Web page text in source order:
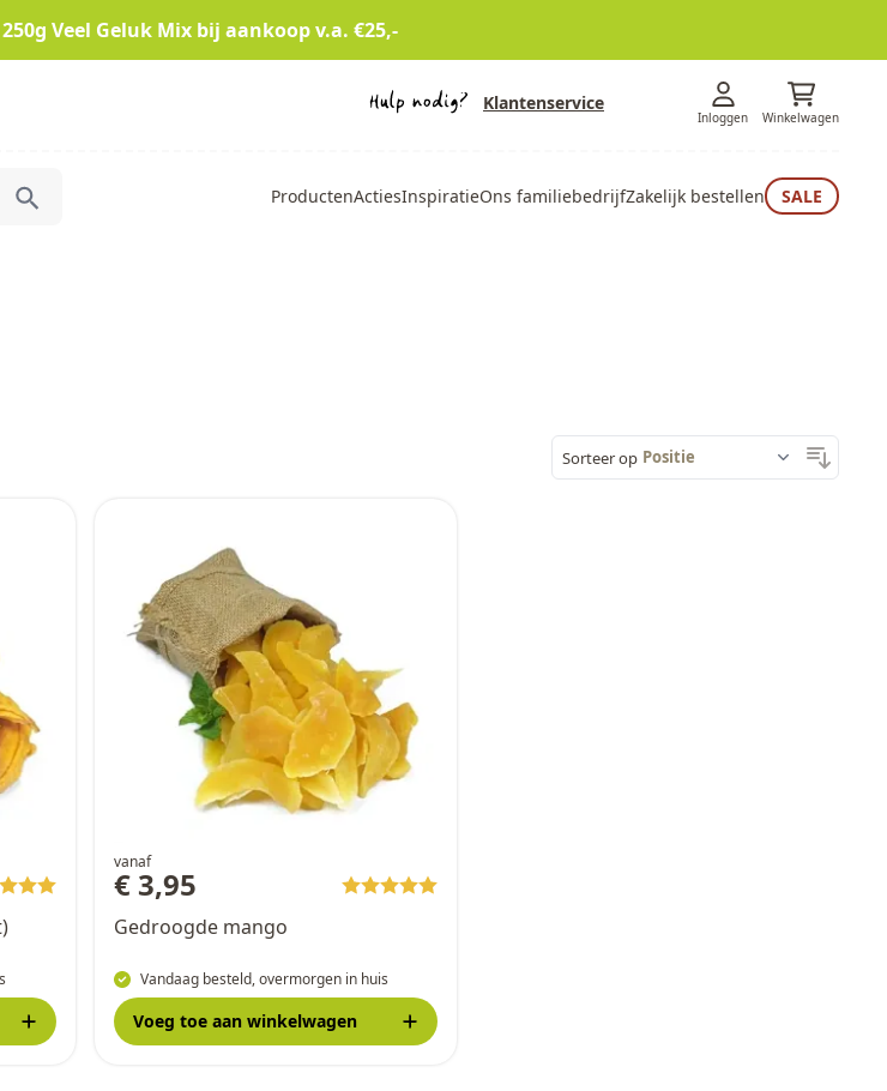
Veel Geluk Mix bij aankoop v.a. €25,-
Klantenservice
Inloggen Winkelwagen
ProductenActiesInspiratieOns familiebedrijfZakelijk bestellen SALE
Sorteer op
vanaf
€ 3,95
Gedroogde mango
Vandaag besteld, overmorgen in huis
Voeg toe aan winkelwagen